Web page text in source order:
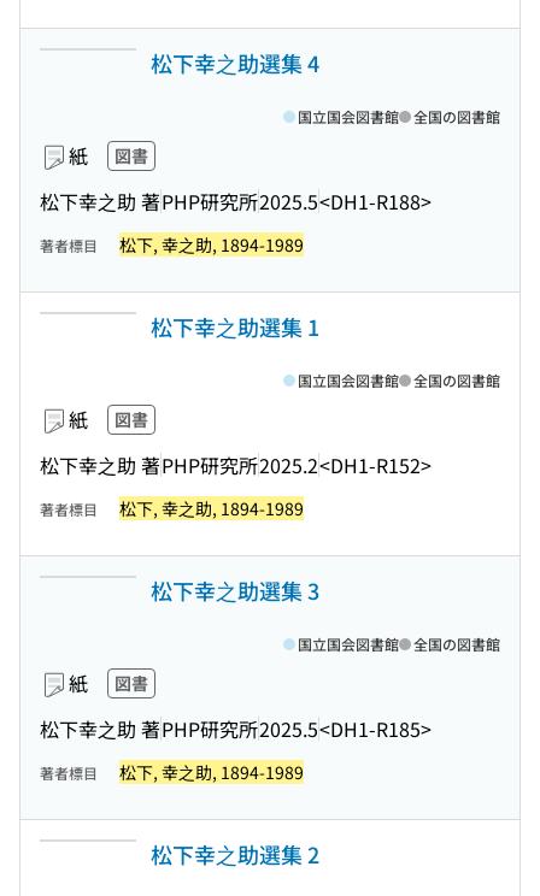
松下幸之助選集 4
紙 図書
松下幸之助 著PHP研究所2025.5<DH1-R188>
国立国会図書館 全国の図書館
著者標目 松下, 幸之助, 1894-1989
松下幸之助選集 1
紙 図書
松下幸之助 著PHP研究所2025.2<DH1-R152>
国立国会図書館 全国の図書館
著者標目 松下, 幸之助, 1894-1989
松下幸之助選集 3
紙 図書
松下幸之助 著PHP研究所2025.5<DH1-R185>
国立国会図書館 全国の図書館
著者標目 松下, 幸之助, 1894-1989
松下幸之助選集 2